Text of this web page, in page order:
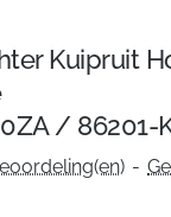
Kuipruit
/ 86201-
-